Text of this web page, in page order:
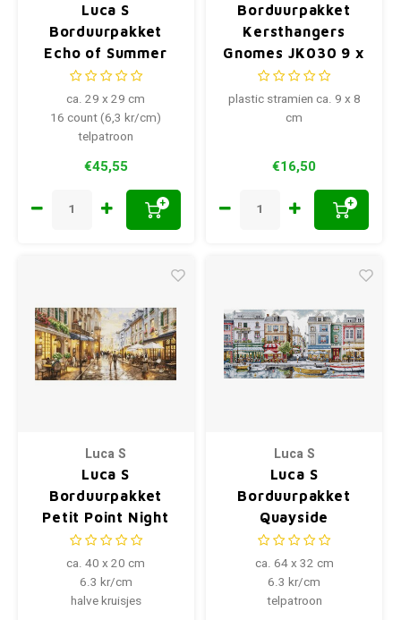
Luca S
Borduurpakket
Echo of Summer
ca. 29 x 29 cm
16 count (6,3 kr/cm)
telpatroon
€45,55
+
Borduurpakket
Kersthangers
Gnomes JK030 9 x
8 cm
plastic stramien ca. 9 x 8
cm
€16,50
+
Luca S
Luca S
Borduurpakket
Petit Point Night
Time Café
ca. 40 x 20 cm
6.3 kr/cm
halve kruisjes
Luca S
Luca S
Borduurpakket
Quayside
ca. 64 x 32 cm
6.3 kr/cm
telpatroon